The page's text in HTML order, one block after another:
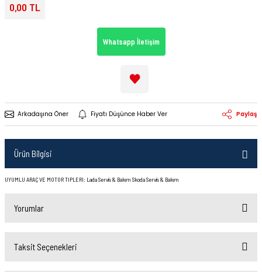
0,00 TL
Whatsapp İletişim
Arkadaşına Öner Fiyatı Düşünce Haber Ver Paylaş
Ürün Bilgisi
UYUMLU ARAÇ VE MOTOR TIPLERI: Lada Servis & Bakım Skoda Servis & Bakım
Yorumlar
Taksit Seçenekleri